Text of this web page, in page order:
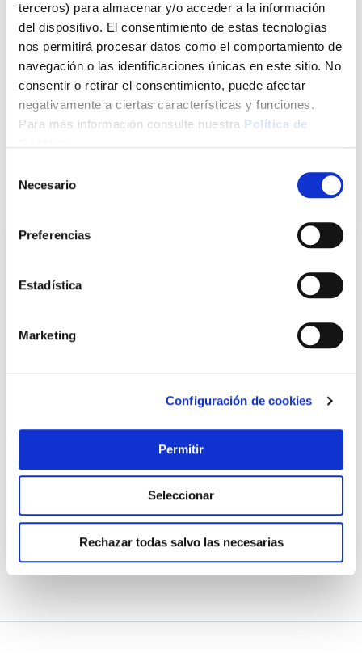
terceros) para almacenar y/o acceder a la información
del dispositivo. El consentimiento de estas tecnologías
nos permitirá procesar datos como el comportamiento de
navegación o las identificaciones únicas en este sitio. No
consentir o retirar el consentimiento, puede afectar
negativamente a ciertas características y funciones.
Para más información consulte nuestra Política de
Necesario
Preferencias
Estadística
Marketing
Configuración de cookies
Permitir
Seleccionar
Rechazar todas salvo las necesarias
Click&Collect - Recogida gratis
en nuestras tiendas
Envío a domicilio:
5 días hábiles
+ INFO
Riel extensible reforzado 120-210 blanco stor planet
Stor planet
16,86 €
Añadir al carrito